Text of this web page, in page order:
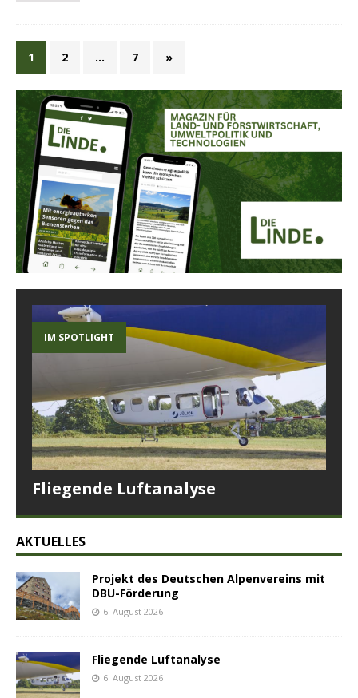
1 2 … 7 »
IM SPOTLIGHT
Fliegende Luftanalyse
AKTUELLES
Projekt des Deutschen Alpenvereins mit
DBU-Förderung
6. August 2026
Fliegende Luftanalyse
6. August 2026